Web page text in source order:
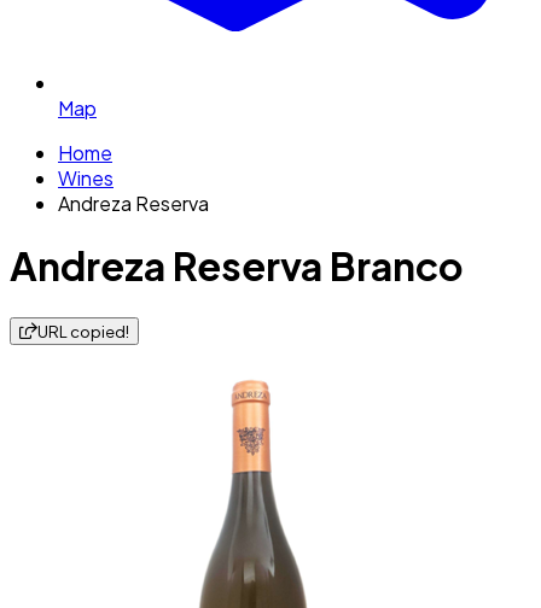
Map
Home
Wines
Andreza Reserva
Andreza Reserva Branco
URL copied!